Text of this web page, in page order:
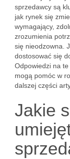
sprzedawcy są
jak rynek się
wymagający,
zrozumienia
się nieodzowna.
dostosować się
Odpowiedzi na
mogą pomóc w
dalszej części
Jakie